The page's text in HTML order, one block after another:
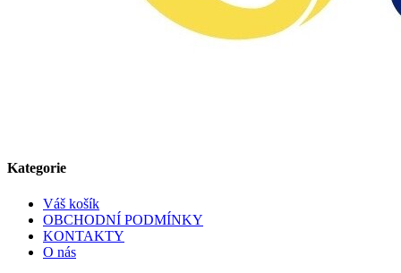
Kategorie
Váš košík
OBCHODNÍ PODMÍNKY
KONTAKTY
O nás